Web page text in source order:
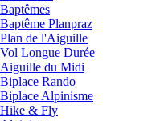
Baptêmes
Baptême Planpraz
Plan de l'Aiguille
Vol Longue Durée
Aiguille du Midi
Biplace Rando
Biplace Alpinisme
Hike & Fly